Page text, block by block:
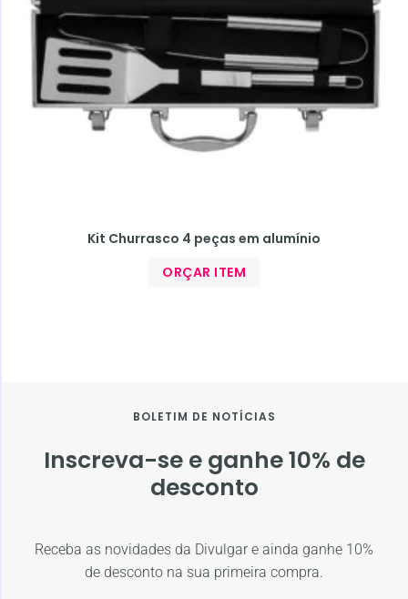
Kit Churrasco 4 peças em alumínio
ORÇAR ITEM
BOLETIM DE NOTÍCIAS
Inscreva-se e ganhe 10% de
desconto
Receba as novidades da Divulgar e ainda ganhe 10%
de desconto na sua primeira compra.